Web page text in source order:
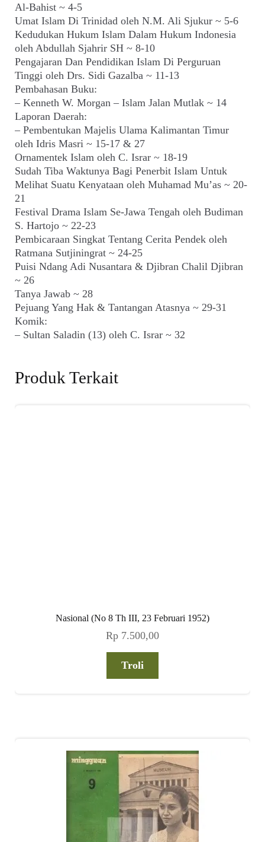
Al-Bahist ~ 4-5
Umat Islam Di Trinidad oleh N.M. Ali Sjukur ~ 5-6
Kedudukan Hukum Islam Dalam Hukum Indonesia
oleh Abdullah Sjahrir SH ~ 8-10
Pengajaran Dan Pendidikan Islam Di Perguruan
Tinggi oleh Drs. Sidi Gazalba ~ 11-13
Pembahasan Buku:
– Kenneth W. Morgan – Islam Jalan Mutlak ~ 14
Laporan Daerah:
– Pembentukan Majelis Ulama Kalimantan Timur
oleh Idris Masri ~ 15-17 & 27
Ornamentek Islam oleh C. Israr ~ 18-19
Sudah Tiba Waktunya Bagi Penerbit Islam Untuk
Melihat Suatu Kenyataan oleh Muhamad Mu’as ~ 20-
21
Festival Drama Islam Se-Jawa Tengah oleh Budiman
S. Hartojo ~ 22-23
Pembicaraan Singkat Tentang Cerita Pendek oleh
Ratmana Sutjiningrat ~ 24-25
Puisi Ndang Adi Nusantara & Djibran Chalil Djibran
~ 26
Tanya Jawab ~ 28
Pejuang Yang Hak & Tantangan Atasnya ~ 29-31
Komik:
– Sultan Saladin (13) oleh C. Israr ~ 32
Produk Terkait
Nasional (No 8 Th III, 23 Februari 1952)
Rp 7.500,00
Troli